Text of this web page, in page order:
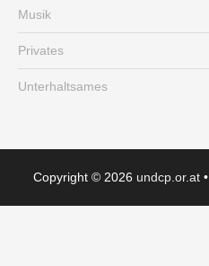
Musik
Privates
Unterhaltsames
Copyright © 2026 undcp.or.at•